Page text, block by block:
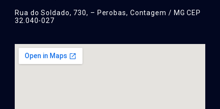
Rua do Soldado, 730, – Perobas, Contagem / MG CEP
32.040-027